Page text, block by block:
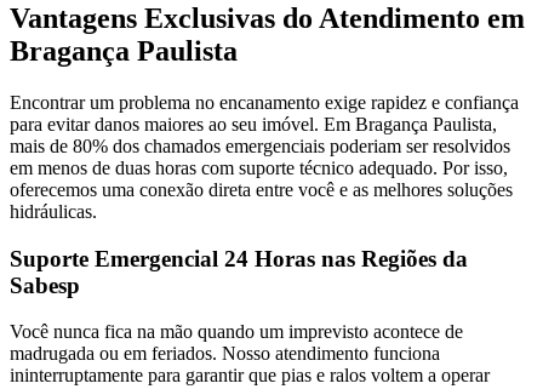
Vantagens Exclusivas do Atendimento em
Bragança Paulista
Encontrar um problema no encanamento exige rapidez e confiança
para evitar danos maiores ao seu imóvel. Em Bragança Paulista,
mais de 80% dos chamados emergenciais poderiam ser resolvidos
em menos de duas horas com suporte técnico adequado. Por isso,
oferecemos uma conexão direta entre você e as melhores soluções
hidráulicas.
Suporte Emergencial 24 Horas nas Regiões da
Sabesp
Você nunca fica na mão quando um imprevisto acontece de
madrugada ou em feriados. Nosso atendimento funciona
ininterruptamente para garantir que pias e ralos voltem a operar